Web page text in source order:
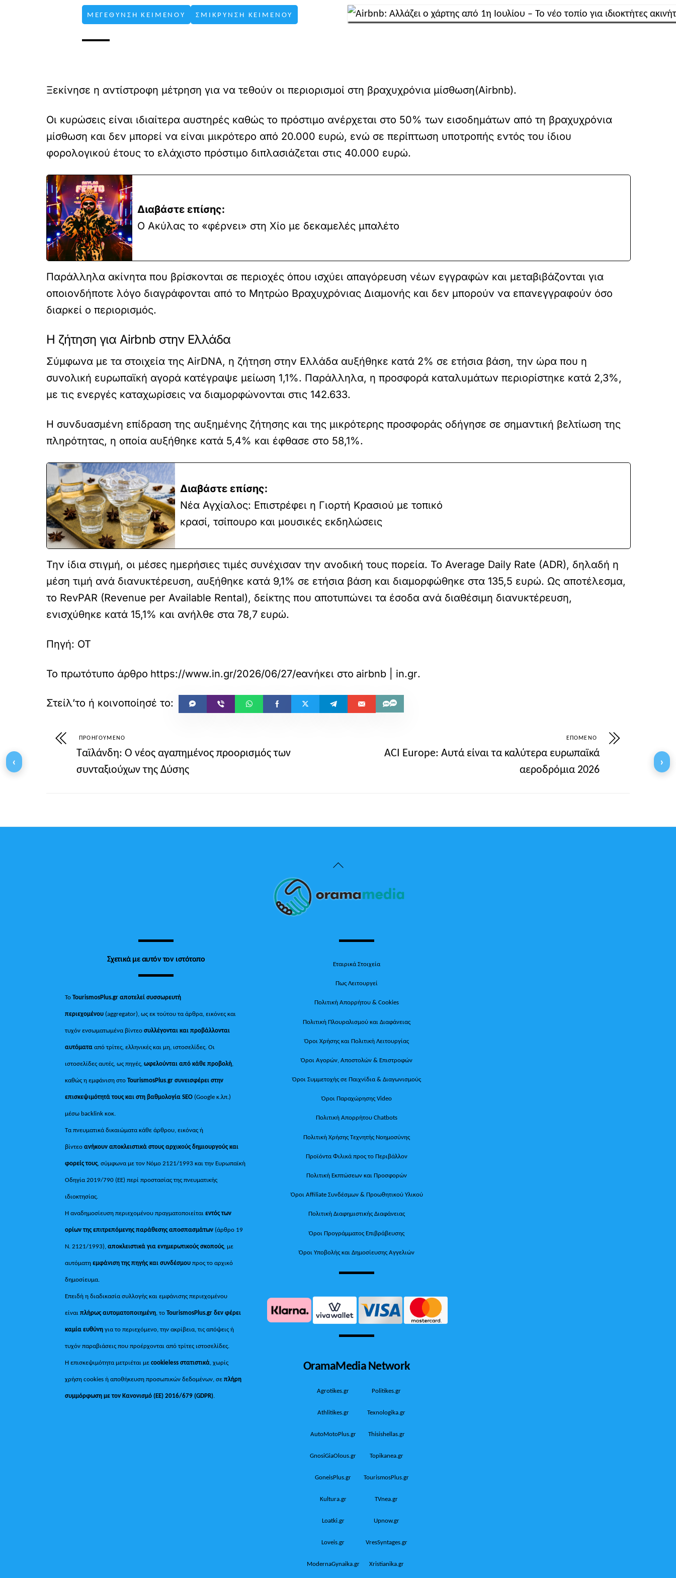
ΜΕΓΕΘΥΝΣΗ ΚΕΙΜΕΝΟΥ ΣΜΙΚΡΥΝΣΗ ΚΕΙΜΕΝΟΥ
Ξεκίνησε η αντίστροφη μέτρηση για να τεθούν οι περιορισμοί στη βραχυχρόνια μίσθωση(Airbnb).
Οι κυρώσεις είναι ιδιαίτερα αυστηρές καθώς το πρόστιμο ανέρχεται στο 50% των εισοδημάτων από τη βραχυχρόνια
μίσθωση και δεν μπορεί να είναι μικρότερο από 20.000 ευρώ, ενώ σε περίπτωση υποτροπής εντός του ίδιου
φορολογικού έτους το ελάχιστο πρόστιμο διπλασιάζεται στις 40.000 ευρώ.
Διαβάστε επίσης:
Ο Ακύλας το «φέρνει» στη Χίο με δεκαμελές μπαλέτο
Παράλληλα ακίνητα που βρίσκονται σε περιοχές όπου ισχύει απαγόρευση νέων εγγραφών και μεταβιβάζονται για
οποιονδήποτε λόγο διαγράφονται από το Μητρώο Βραχυχρόνιας Διαμονής και δεν μπορούν να επανεγγραφούν όσο
διαρκεί ο περιορισμός.
H ζήτηση για Airbnb στην Ελλάδα
Σύμφωνα με τα στοιχεία της AirDNA, η ζήτηση στην Ελλάδα αυξήθηκε κατά 2% σε ετήσια βάση, την ώρα που η
συνολική ευρωπαϊκή αγορά κατέγραψε μείωση 1,1%. Παράλληλα, η προσφορά καταλυμάτων περιορίστηκε κατά 2,3%,
με τις ενεργές καταχωρίσεις να διαμορφώνονται στις 142.633.
Η συνδυασμένη επίδραση της αυξημένης ζήτησης και της μικρότερης προσφοράς οδήγησε σε σημαντική βελτίωση της
πληρότητας, η οποία αυξήθηκε κατά 5,4% και έφθασε στο 58,1%.
Διαβάστε επίσης:
Νέα Αγχίαλος: Επιστρέφει η Γιορτή Κρασιού με τοπικό
κρασί, τσίπουρο και μουσικές εκδηλώσεις
Την ίδια στιγμή, οι μέσες ημερήσιες τιμές συνέχισαν την ανοδική τους πορεία. Το Average Daily Rate (ADR), δηλαδή η
μέση τιμή ανά διανυκτέρευση, αυξήθηκε κατά 9,1% σε ετήσια βάση και διαμορφώθηκε στα 135,5 ευρώ. Ως αποτέλεσμα,
το RevPAR (Revenue per Available Rental), δείκτης που αποτυπώνει τα έσοδα ανά διαθέσιμη διανυκτέρευση,
ενισχύθηκε κατά 15,1% και ανήλθε στα 78,7 ευρώ.
Πηγή: OT
Το πρωτότυπο άρθρο https://www.in.gr/2026/06/27/economy/airbnb-allazei-o-xartis-apo-1i-iouliou-to-neo-topio-gia-idioktites-
ανήκει στο airbnb | in.gr.
ΠΡΟΗΓΟΎΜΕΝΟ
Ταϊλάνδη: Ο νέος αγαπημένος προορισμός των
συνταξιούχων της Δύσης
ΕΠΌΜΕΝΟ
ACI Europe: Αυτά είναι τα καλύτερα ευρωπαϊκά
αεροδρόμια 2026
Back
Top
Σχετικά με αυτόν τον ιστότοπο
ΤοTourismosPlus.gr αποτελεί συσσωρευτή
περιεχομένου (aggregator), ως εκ τούτου τα άρθρα, εικόνες και
τυχόν ενσωματωμένα βίντεοσυλλέγονται και προβάλλονται
αυτόματααπό τρίτες, ελληνικές και μη, ιστοσελίδες. Οι
ιστοσελίδες αυτές, ως πηγές,ωφελούνται από κάθε προβολή
καθώς η εμφάνιση στοTourismosPlus.gr συνεισφέρει στην
επισκεψιμότητά τους και στη βαθμολογία SEO (Google κ.λπ.)
μέσω backlink κοκ.
Τα πνευματικά δικαιώματα κάθε άρθρου, εικόνας ή
βίντεοανήκουν αποκλειστικά στους αρχικούς δημιουργούς και
φορείς τους , σύμφωνα με τον Νόμο 2121/1993 και την Ευρωπαϊκή
Οδηγία 2019/790 (ΕΕ) περί προστασίας της πνευματικής
ιδιοκτησίας.
Η αναδημοσίευση περιεχομένου πραγματοποιείταιεντός των
ορίων της επιτρεπόμενης παράθεσης αποσπασμάτων (άρθρο 19
Ν. 2121/1993), αποκλειστικά για ενημερωτικούς σκοπούς , με
αυτόματηεμφάνιση της πηγής και συνδέσμου προς το αρχικό
δημοσίευμα.
Επειδή η διαδικασία συλλογής και εμφάνισης περιεχομένου
είναιπλήρως αυτοματοποιημένη , τοTourismosPlus.gr δεν φέρει
καμία ευθύνη για το περιεχόμενο, την ακρίβεια, τις απόψεις ή
τυχόν παραβιάσεις που προέρχονται από τρίτες ιστοσελίδες.
Η επισκεψιμότητα μετριέται μεcookieless στατιστικά , χωρίς
χρήση cookies ή αποθήκευση προσωπικών δεδομένων, σεπλήρη
συμμόρφωση με τον Κανονισμό (ΕΕ) 2016/679 (GDPR).
Εταιρικά Στοιχεία
Πως Λειτουργεί
Πολιτική Απορρήτου & Cookies
Πολιτική Πλουραλισμού και Διαφάνειας
Όροι Χρήσης και Πολιτική Λειτουργίας
Όροι Αγορών, Αποστολών & Επιστροφών
Όροι Συμμετοχής σε Παιχνίδια & Διαγωνισμούς
Όροι Παραχώρησης Video
Πολιτική Απορρήτου Chatbots
Πολιτική Χρήσης Τεχνητής Νοημοσύνης
Προϊόντα Φιλικά προς το Περιβάλλον
Πολιτική Εκπτώσεων και Προσφορών
Όροι Affiliate Συνδέσμων & Προωθητικού Υλικού
Πολιτική Διαφημιστικής Διαφάνειας
Όροι Προγράμματος Επιβράβευσης
Όροι Υποβολής και Δημοσίευσης Αγγελιών
OramaMedia Network
Agrotikes.gr Politikes.gr
Athlitikes.gr Texnologika.gr
AutoMotoPlus.gr Thisishellas.gr
GnosiGiaOlous.gr Topikanea.gr
GoneisPlus.gr TourismosPlus.gr
Kultura.gr TVnea.gr
Loatki.gr Upnow.gr
Loveis.gr VresSyntages.gr
ModernaGynaika.gr Xristianika.gr
‹ ›